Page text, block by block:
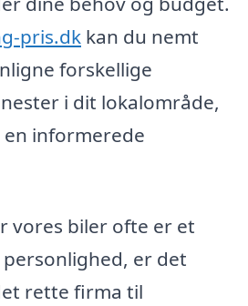
pris.dk kan du nemt
forskellige
i dit lokalområde,
informerede
vores biler ofte er et
er det
rette firma til